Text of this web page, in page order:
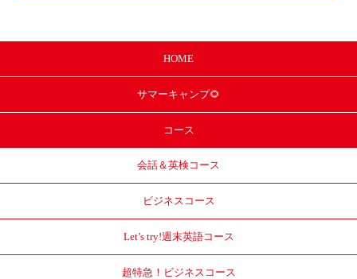
HOME
サマーキャンプ🌻
コース
会話＆英検コース
ビジネスコース
Let’s try!週末英語コース
超特急！ ビジネスコース